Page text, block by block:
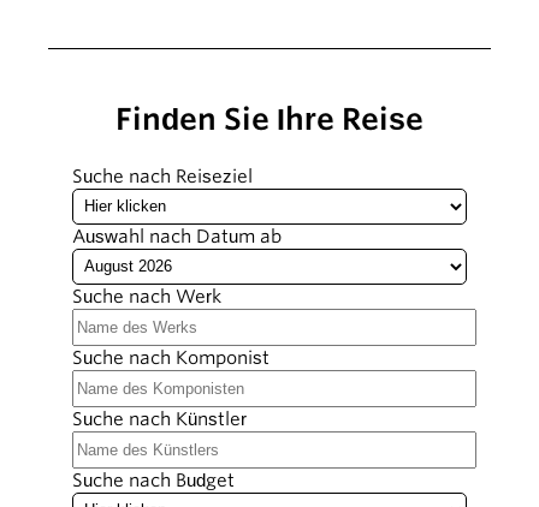
Finden Sie Ihre Reise
Suche nach Reiseziel
Auswahl nach Datum ab
Suche nach Werk
Suche nach Komponist
Suche nach Künstler
Suche nach Budget